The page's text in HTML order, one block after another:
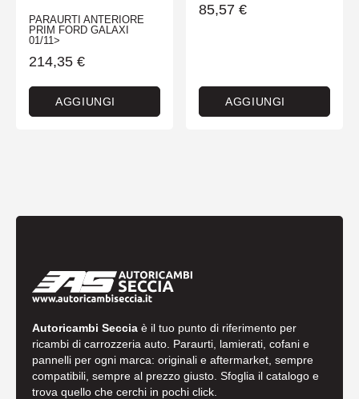
PARAURTI ANTERIORE
PRIM FORD GALAXI
01/11>
214,35 €
AGGIUNGI
85,57 €
AGGIUNGI
Autoricambi Seccia è il tuo punto di riferimento per
ricambi di carrozzeria auto. Paraurti, lamierati, cofani e
pannelli per ogni marca: originali e aftermarket, sempre
compatibili, sempre al prezzo giusto. Sfoglia il catalogo e
trova quello che cerchi in pochi click.